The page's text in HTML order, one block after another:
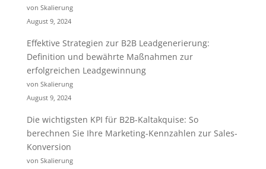
von Skalierung
August 9, 2024
Effektive Strategien zur B2B Leadgenerierung:
Definition und bewährte Maßnahmen zur
erfolgreichen Leadgewinnung
von Skalierung
August 9, 2024
Die wichtigsten KPI für B2B-Kaltakquise: So
berechnen Sie Ihre Marketing-Kennzahlen zur Sales-
Konversion
von Skalierung